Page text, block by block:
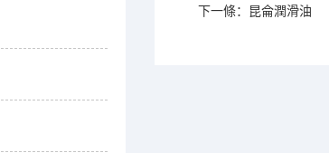
下一條： 昆侖潤滑油